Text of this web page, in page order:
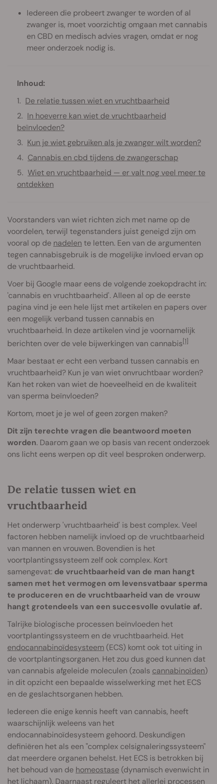
Iedereen die probeert zwanger te worden of al
zwanger is, moet voorzichtig omgaan met cannabis
en CBD en medisch advies vragen, omdat er nog
meer onderzoek nodig is.
Inhoud:
De relatie tussen wiet en vruchtbaarheid
In hoeverre kan wiet de vruchtbaarheid
beïnvloeden?
Kun je wiet gebruiken als je zwanger wilt worden?
Cannabis en cbd tijdens de zwangerschap
Wiet en vruchtbaarheid — er valt nog veel meer te
ontdekken
Voorstanders van wiet richten zich met name op de
voordelen, terwijl tegenstanders juist geneigd zijn om
vooral op de nadelen te letten. Een van de argumenten
tegen cannabisgebruik is de mogelijke invloed ervan op
de vruchtbaarheid.
Voer bij Google maar eens de volgende zoekopdracht in:
'cannabis en vruchtbaarheid'. Alleen al op de eerste
pagina vind je een hele lijst met artikelen en papers over
een mogelijk verband tussen cannabis en
vruchtbaarheid. In deze artikelen vind je voornamelijk
berichten over de vele bijwerkingen van cannabis[1]
Maar bestaat er echt een verband tussen cannabis en
vruchtbaarheid? Kun je van wiet onvruchtbaar worden?
Kan het roken van wiet de hoeveelheid en de kwaliteit
van sperma beïnvloeden?
Kortom, moet je je wel of geen zorgen maken?
Dit zijn terechte vragen die beantwoord moeten
worden. Daarom gaan we op basis van recent onderzoek
ons licht eens werpen op dit veel besproken onderwerp.
De relatie tussen wiet en
vruchtbaarheid
Het onderwerp 'vruchtbaarheid' is best complex. Veel
factoren hebben namelijk invloed op de vruchtbaarheid
van mannen en vrouwen. Bovendien is het
voortplantingssysteem zelf ook complex. Kort
samengevat: de vruchtbaarheid van de man hangt
samen met het vermogen om levensvatbaar sperma
te produceren en de vruchtbaarheid van de vrouw
hangt grotendeels van een succesvolle ovulatie af.
Talrijke biologische processen beïnvloeden het
voortplantingssysteem en de vruchtbaarheid. Het
endocannabinoïdesysteem (ECS) komt ook tot uiting in
de voortplantingsorganen. Het zou dus goed kunnen dat
van cannabis afgeleide moleculen (zoals cannabinoïden)
in dit opzicht een bepaalde wisselwerking met het ECS
en de geslachtsorganen hebben.
Iedereen die enige kennis heeft van cannabis, heeft
waarschijnlijk weleens van het
endocannabinoïdesysteem gehoord. Deskundigen
definiëren het als een "complex celsignaleringssysteem"
dat meerdere organen behelst. Het ECS is betrokken bij
het behoud van de homeostase (dynamisch evenwicht in
het lichaam). Daarnaast reguleert het allerlei processen